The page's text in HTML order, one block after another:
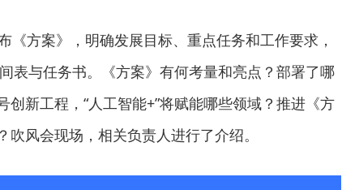
《方案》，明确发展目标、重点任务和工作要求，
表与任务书。《方案》有何考量和亮点？部署了哪
新工程，“人工智能+”将赋能哪些领域？推进《方
风会现场，相关负责人进行了介绍。